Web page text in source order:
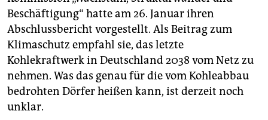
Beschäftigung“ hatte am 26. Januar ihren
Abschlussbericht vorgestellt. Als Beitrag zum
Klimaschutz empfahl sie, das letzte
Kohlekraftwerk in Deutschland 2038 vom Netz zu
nehmen. Was das genau für die vom Kohleabbau
bedrohten Dörfer heißen kann, ist derzeit noch
unklar.